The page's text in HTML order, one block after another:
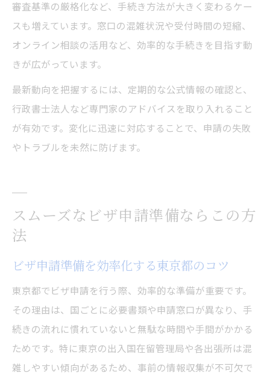
審査基準の厳格化など、手続き方法が大きく変わるケー
スも増えています。窓口の混雑状況や受付時間の短縮、
オンライン相談の活用など、効率的な手続きを目指す動
きが広がっています。
最新動向を把握するには、定期的な公式情報の確認と、
行政書士法人など専門家のアドバイスを取り入れること
が有効です。変化に迅速に対応することで、申請の失敗
やトラブルを未然に防げます。
スムーズなビザ申請準備ならこの方
法
ビザ申請準備を効率化する東京都のコツ
東京都でビザ申請を行う際、効率的な準備が重要です。
その理由は、国ごとに必要書類や申請窓口が異なり、手
続きの流れに慣れていないと無駄な時間や手間がかかる
ためです。特に東京の出入国在留管理局や各出張所は混
雑しやすい傾向があるため、事前の情報収集が不可欠で